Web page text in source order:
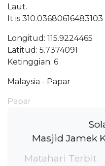
Laut.
It is
Longitud: 115.9224465
Latitud: 5.7374091
Ketinggian: 6
Malaysia - Papar
Papar
Masjid Jamek
Matahari Terbit